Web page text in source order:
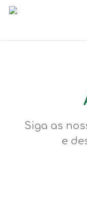
Skip
Siga as
e